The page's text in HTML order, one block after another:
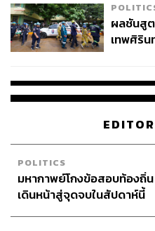
ผลชันสู
เทพศิริน
POLITICS
มหากาพย์โกงข้อสอบท้องถิ่
เดินหน้าสู่จุดจบในสัปดาห์นี้